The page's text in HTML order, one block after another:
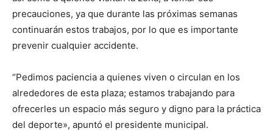
precauciones, ya que durante las próximas semanas
continuarán estos trabajos, por lo que es importante
prevenir cualquier accidente.
“Pedimos paciencia a quienes viven o circulan en los
alrededores de esta plaza; estamos trabajando para
ofrecerles un espacio más seguro y digno para la práctica
del deporte», apuntó el presidente municipal.